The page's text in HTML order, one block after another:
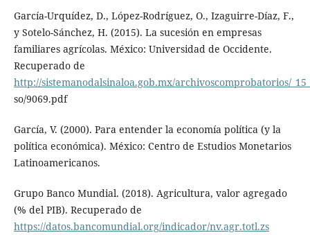
García-Urquídez, D., López-Rodríguez, O., Izaguirre-Díaz, F.,
y Sotelo-Sánchez, H. (2015). La sucesión en empresas
familiares agrícolas. México: Universidad de Occidente.
Recuperado de
http://sistemanodalsinaloa.gob.mx/archivoscomprobatorios/
so/9069.pdf
García, V. (2000). Para entender la economía política (y la
política económica). México: Centro de Estudios Monetarios
Latinoamericanos.
Grupo Banco Mundial. (2018). Agricultura, valor agregado
(% del PIB). Recuperado de
https://datos.bancomundial.org/indicador/nv.agr.totl.zs